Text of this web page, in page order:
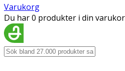
Varukorg
Du har 0 produkter i din